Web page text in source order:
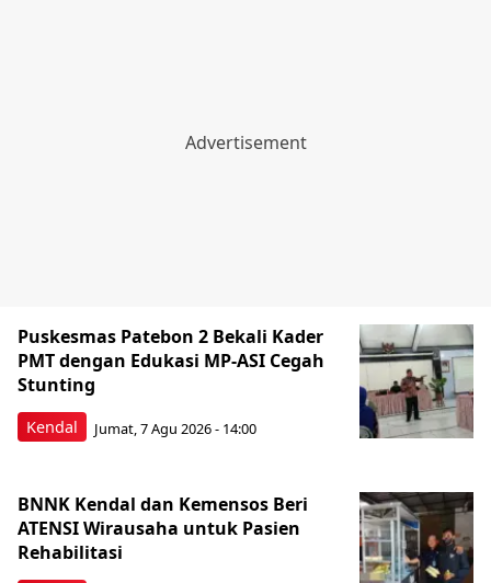
Kendal
Puskesmas Patebon 2 Bekali Kader
PMT dengan Edukasi MP-ASI Cegah
Stunting
Jumat, 7 Agu 2026 - 14:00
BNNK Kendal dan Kemensos Beri
ATENSI Wirausaha untuk Pasien
Rehabilitasi